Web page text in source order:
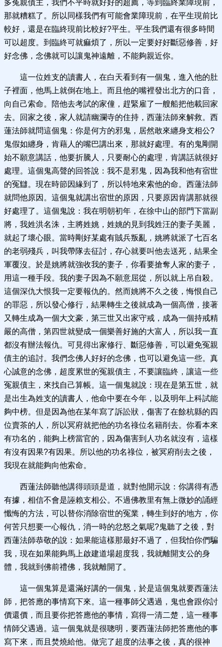
多冤親債主，我們不平時就好好的超薦，等到臨終業障現前，
那就糟糕了。所以同樣我們有可能會業障現前，在平生現前比
較好，還是在臨終現前比較好?平生。平生我們還有很多時間
可以超度。到臨終可就痲煩了，所以一定要好好斷惡修善，好
好念佛，念佛就可以讓鬼神遠離，不能夠親近你。
這一位姓支的讀書人，在白天看到有一個鬼，進入他的肚
子裡面，他馬上就倒在地上。而且他的嘴裡發出北方的口音，
向自己索命。陪他去考試的家僮，趕緊雇了一艘船把他載回家
去。回家之後，家人就請幽瀾寺的住持，西蓮法師來解救。西
蓮法師就問這個鬼：你是何方的邪鬼，居然敢來纏身支相公?
鬼假如纏身，肯藉人的嘴巴講出來，那就好處理。有的鬼剛開
始不願意講話，他要折騰人，只要耐心的處理，肯講話就很好
處理。這個鬼高聲的回答說：我不是邪鬼，因為我和他有宿世
的冤讎。現在時節因緣到了，所以特地來索他的命。西蓮法師
就問他原因。這個鬼就講出宿世的原因，只要原因肯講那就很
好處理了。這個鬼說：我在明朝初年，在徐中山的部門下當副
將，我姓洪名洙，主將姓姚，姓姚的見到我姓汪的妻子美麗，
就起了壞心眼。當時剛好某處有賊兵叛亂，姚將就派了七百名
的老弱殘兵，叫我帶隊去征討，存心就要叫他去送死，結果全
軍覆沒。於是姚將就強收我的妻子，你看要搶奪人家的妻子，
用這一種手段。我的妻子因為不願意屈從，所以就上吊自殺。
這個深仇大恨我一定要報仇的。然而姚將不久之後，悔恨自己
的罪惡，所以發心修行，結果轉生之後就成為一個高僧，接著
又轉生成為一個大文豪，第三世又出家守戒，成為一個持戒精
嚴的高僧，第四世就變成一個樂善好施的大富人，所以我一直
都沒有辦法報仇。可見得出家修行、斷惡修善，可以避免冤親
債主的追討。我們念佛人好好的念佛，也可以避免這一些。真
心誠意的念佛，超度累世的冤親債主，不要讓臨終，讓這一些
冤親債主，來找自己算帳。這一個鬼就說：現在是第五世，就
是出生為姓支的讀書人，他命中要在今年，以及明年上科試能
夠中榜。但是因為他在某年寫了訴訟狀，傷害了在餘杭縣的四
位賣茶的人，所以冥府就把他的功名祿位名籍削去。你看本來
有功名的，能夠上榜當官的，因為傷害到人功名就沒有，這樣
有沒有因果?有因果。所以他的功名祿位，被冥府削去之後，
我現在就能夠向他索命。
西蓮法師聽他講得頭頭是道，就對他開示說：你講得有憑
有據，相信不會是誣賴支相公。不過佛教里有無上微妙的誦經
懺悔的方法，可以替你消除宿世的冤業，轉生到好的地方，你
何苦只想要一心報仇，消一時的忿怒之氣呢?鬼聽了之後，對
西蓮法師恭敬的說：如果能這樣那最好不過了，但我怕你們騙
我，現在如果能夠馬上啟建道場超度我，我就離開支公的身
體，我就到佛前禮佛，我就離開了。
這一個鬼算是還滿好講的一個鬼，於是這個鬼就要西蓮法
師，把答應的事情寫下來。這一種事師父遇過，鬼也會跟你討
價還價，而且要你把答應他的事情，寫得一清二楚，這一種事
情師父遇過。這一個鬼就是很聰明，要西蓮法師把答應他的事
寫下來，而且焚燒給他。做完了超度的法事之後，真的很神